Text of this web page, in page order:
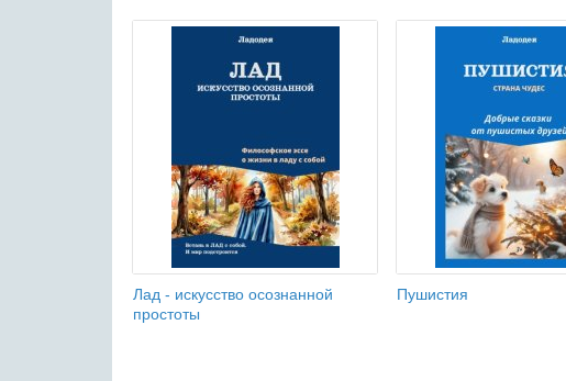
Лад - искусство осознанной
простоты
Пушистия